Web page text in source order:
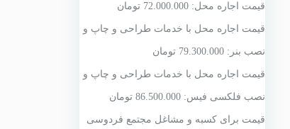
قیمت اجاره محل: 72.000.000 تومان
قیمت اجاره محل با خدمات طراحی و چاپ و
نصب بنر : 79.300.000 تومان
قیمت اجاره محل با خدمات طراحی و چاپ و
نصب فلکسی فیس: 86.500.000 تومان
قیمت برای کسبه و مشاغل مجتمع فردوسی